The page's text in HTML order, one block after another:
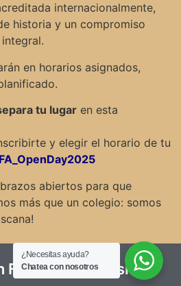
internacionalmente,
historia y un compromiso
en horarios asignados,
tu lugar en esta
y elegir el horario de tu
abiertos para que
más que un colegio: somos
Francisco de Asís
¿Necesitas ayuda?
Chatea con nosotros